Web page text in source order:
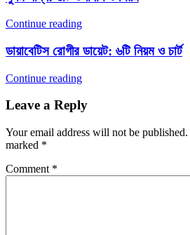
Continue reading
ডায়াবেটিস রোগীর ডায়েট: ৬টি নিয়ম ও চার্ট
Continue reading
Leave a Reply
Your email address will not be published.
marked *
Comment *